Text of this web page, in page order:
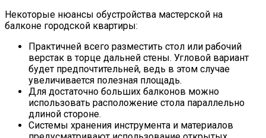
Некоторые нюансы обустройства мастерской на
балконе городской квартиры:
Практичней всего разместить стол или рабочий
верстак в торце дальней стены. Угловой вариант
будет предпочтительней, ведь в этом случае
увеличивается полезная площадь.
Для достаточно больших балконов можно
использовать расположение стола параллельно
длиной стороне.
Системы хранения инструмента и материалов